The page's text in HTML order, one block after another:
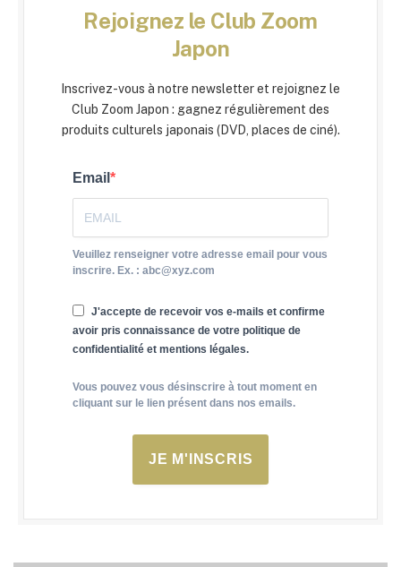
Rejoignez le Club Zoom
Japon
Inscrivez-vous à notre newsletter et rejoignez le
Club Zoom Japon : gagnez régulièrement des
produits culturels japonais (DVD, places de ciné).
Email
Veuillez renseigner votre adresse email pour vous
inscrire. Ex. : abc@xyz.com
J'accepte de recevoir vos e-mails et confirme
avoir pris connaissance de votre politique de
confidentialité et mentions légales.
Vous pouvez vous désinscrire à tout moment en
cliquant sur le lien présent dans nos emails.
JE M'INSCRIS